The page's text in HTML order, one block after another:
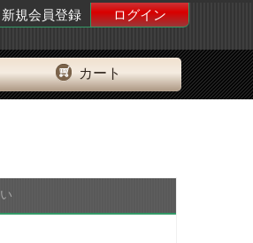
新規会員登録
ログイン
カート